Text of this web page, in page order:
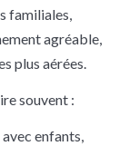
familiales,
agréable,
plus aérées.
souvent :
enfants,